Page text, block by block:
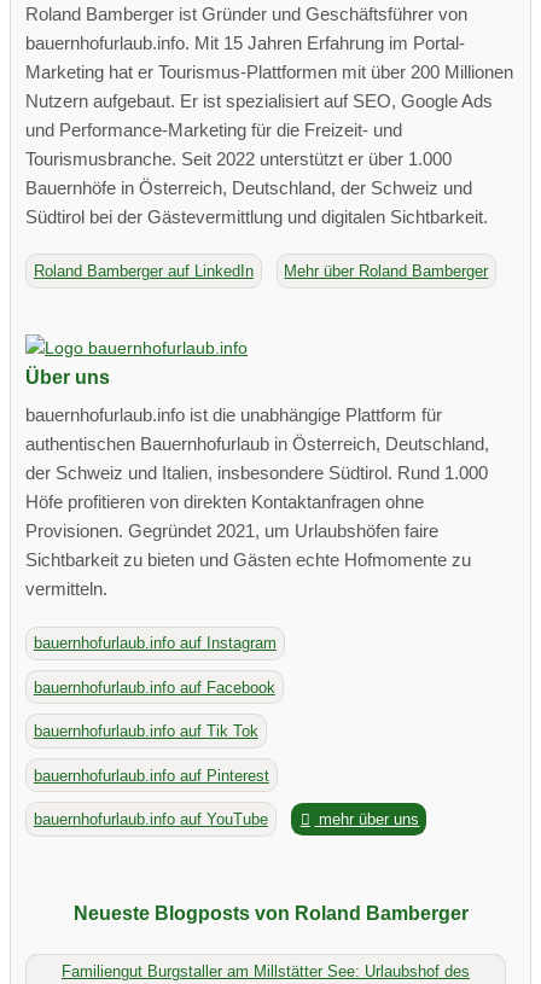
Roland Bamberger ist Gründer und Geschäftsführer von
bauernhofurlaub.info. Mit 15 Jahren Erfahrung im Portal-
Marketing hat er Tourismus-Plattformen mit über 200 Millionen
Nutzern aufgebaut. Er ist spezialisiert auf SEO, Google Ads
und Performance-Marketing für die Freizeit- und
Tourismusbranche. Seit 2022 unterstützt er über 1.000
Bauernhöfe in Österreich, Deutschland, der Schweiz und
Südtirol bei der Gästevermittlung und digitalen Sichtbarkeit.
Roland Bamberger auf LinkedIn Mehr über Roland Bamberger
Über uns
bauernhofurlaub.info ist die unabhängige Plattform für
authentischen Bauernhofurlaub in Österreich, Deutschland,
der Schweiz und Italien, insbesondere Südtirol. Rund 1.000
Höfe profitieren von direkten Kontaktanfragen ohne
Provisionen. Gegründet 2021, um Urlaubshöfen faire
Sichtbarkeit zu bieten und Gästen echte Hofmomente zu
vermitteln.
bauernhofurlaub.info auf Instagram
bauernhofurlaub.info auf Facebook
bauernhofurlaub.info auf Tik Tok
bauernhofurlaub.info auf Pinterest
bauernhofurlaub.info auf YouTube mehr über uns
Neueste Blogposts von Roland Bamberger
Familiengut Burgstaller am Millstätter See: Urlaubshof des